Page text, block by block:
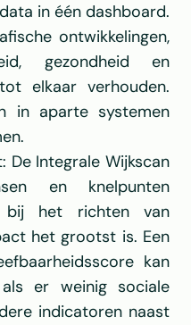
in één dashboard.
ontwikkelingen,
gezondheid en
elkaar verhouden.
in aparte systemen
Integrale Wijkscan
en knelpunten
bij het richten van
het grootst is. Een
kan
er weinig sociale
indicatoren naast